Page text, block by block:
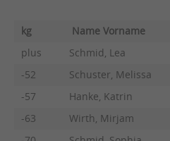
kg Name Vorname
plus
Schmid, Lea
-52
Schuster, Melissa
-57
Hanke, Katrin
-63
Wirth, Mirjam